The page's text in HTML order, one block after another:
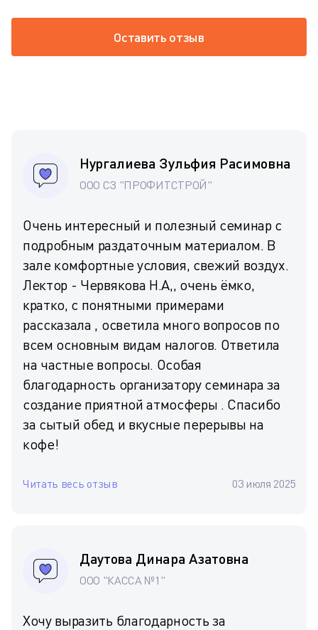
Оставить отзыв
Нургалиева Зульфия Расимовна
ООО СЗ "ПРОФИТСТРОЙ"
Очень интересный и полезный семинар с
подробным раздаточным материалом. В
зале комфортные условия, свежий воздух.
Лектор - Червякова Н.А,, очень ёмко,
кратко, с понятными примерами
рассказала , осветила много вопросов по
всем основным видам налогов. Ответила
на частные вопросы. Особая
благодарность организатору семинара за
создание приятной атмосферы . Спасибо
за сытый обед и вкусные перерывы на
кофе!
03 июля 2025
Читать весь отзыв
Даутова Динара Азатовна
ООО "КАССА №1"
Хочу выразить благодарность за